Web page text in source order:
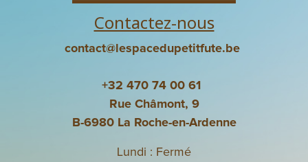
Contactez-nous
contact@lespacedupetitfute.be
+32 470 74 00 61
Rue Châmont, 9
B-6980 La Roche-en-Ardenne
Lundi : Fermé